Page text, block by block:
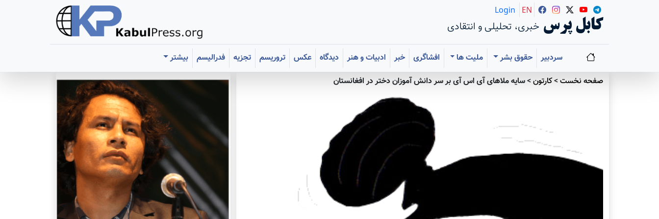
کابل پرس خبری، تحلیلی و انتقادی
Login EN
سردبیر حقوق بشر ملیت ها افشاگری خبر ادبیات و هنر دیدگاه عکس تروریسم تجزیه فدرالیسم
بیشتر
صفحه نخست>کارتون>سایه ملاهای آی اس آی بر سر دانش آموزان دختر در افغانستان